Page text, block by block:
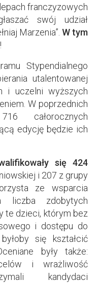
franczyzowych
swój udział
Marzenia”. W tym
!
Stypendialnego
utalentowanej
i uczelni wyższych
W poprzednich
całorocznych
edycję będzie ich
się 424
i 207 z grupy
ze wsparcia
liczba zdobytych
te dzieci, którym bez
i dostępu do
się kształcić
były także:
i wrażliwość
kandydaci